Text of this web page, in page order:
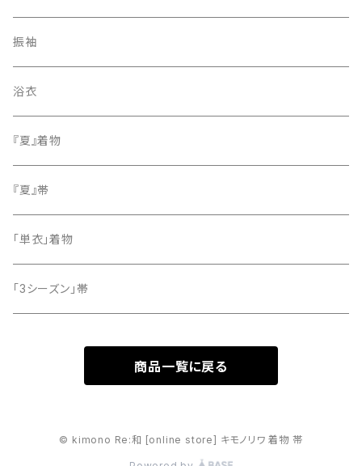
紬
色無地
小紋
留袖
袋帯
名古屋帯
振袖
浴衣
『夏』着物
『夏』帯
「単衣」着物
「3シーズン」帯
商品一覧に戻る
© kimono Re:和 [online store] キモノリワ 着物 帯